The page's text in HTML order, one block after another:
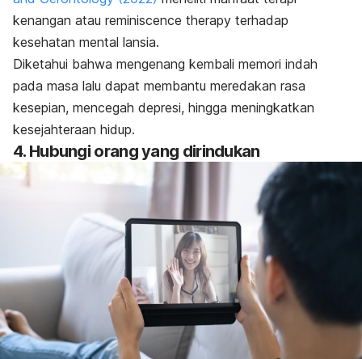
kenangan atau reminiscence therapy terhadap
kesehatan mental lansia.
Diketahui bahwa mengenang kembali memori indah
pada masa lalu dapat membantu meredakan rasa
kesepian, mencegah depresi, hingga meningkatkan
kesejahteraan hidup.
4. Hubungi orang yang dirindukan